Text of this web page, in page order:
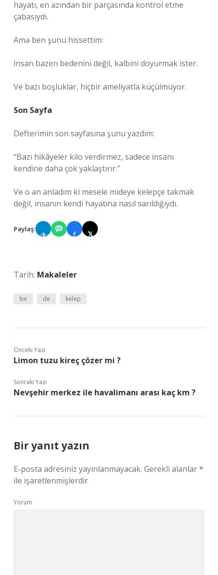
hayatı, en azından bir parçasında kontrol etme
çabasıydı.
Ama ben şunu hissettim:
İnsan bazen bedenini değil, kalbini doyurmak ister.
Ve bazı boşluklar, hiçbir ameliyatla küçülmüyor.
Son Sayfa
Defterimin son sayfasına şunu yazdım:
“Bazı hikâyeler kilo verdirmez, sadece insanı
kendine daha çok yaklaştırır.”
Ve o an anladım ki mesele mideye kelepçe takmak
değil, insanın kendi hayatına nasıl sarıldığıydı.
Paylaş:
✈ f 𝕏
Tarih: Makaleler
bir de kelep
Önceki Yazı
Limon tuzu kireç çözer mi ?
Sonraki Yazı
Nevşehir merkez ile havalimanı arası kaç km ?
Bir yanıt yazın
E-posta adresiniz yayınlanmayacak. Gerekli alanlar*
ile işaretlenmişlerdir
Yorum